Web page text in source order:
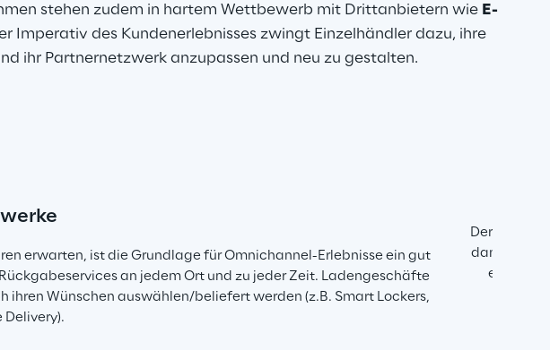
stehen zudem in hartem Wettbewerb mit Drittanbietern wie E-
Imperativ des Kundenerlebnisses zwingt Einzelhändler dazu, ihre
ihr Partnernetzwerk anzupassen und neu zu gestalten.
erwarten, ist die Grundlage für Omnichannel-Erlebnisse ein gut
an jedem Ort und zu jeder Zeit. Ladengeschäfte
Wünschen auswählen/beliefert werden (z.B. Smart Lockers,
Delivery).
Der
damit
eigene